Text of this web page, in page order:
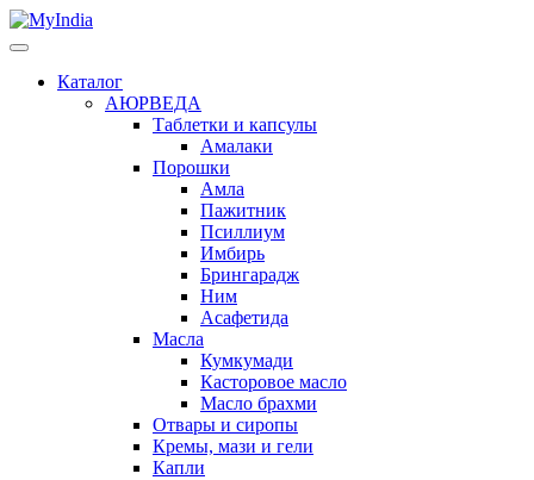
Каталог
АЮРВЕДА
Таблетки и капсулы
Амалаки
Порошки
Амла
Пажитник
Псиллиум
Имбирь
Брингарадж
Ним
Асафетида
Масла
Кумкумади
Касторовое масло
Масло брахми
Отвары и сиропы
Кремы, мази и гели
Капли